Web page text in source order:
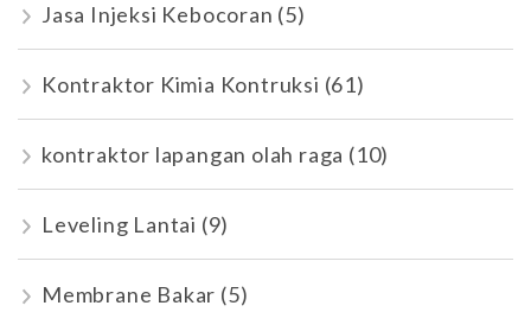
Jasa Injeksi Kebocoran (5)
Kontraktor Kimia Kontruksi (61)
kontraktor lapangan olah raga (10)
Leveling Lantai (9)
Membrane Bakar (5)